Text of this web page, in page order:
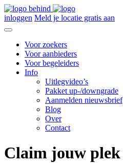
inloggen Meld je locatie gratis aan
Voor zoekers
Voor aanbieders
Voor begeleiders
Info
Uitlegvideo’s
Pakket up-/downgrade
Aanmelden nieuwsbrief
Blog
Over
Contact
Claim jouw plek